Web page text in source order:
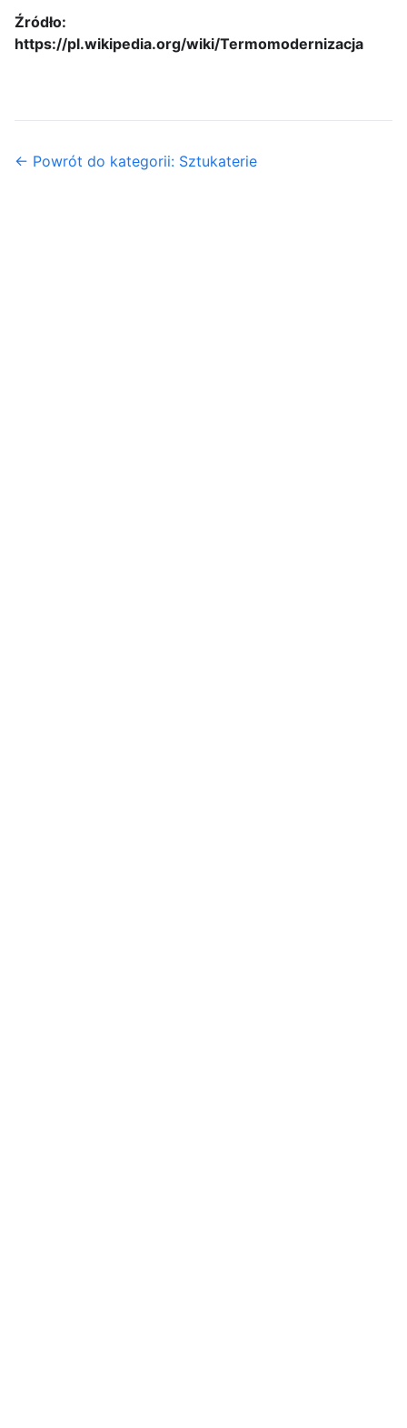
Źródło:
https://pl.wikipedia.org/wiki/Termomodernizacja
← Powrót do kategorii: Sztukaterie